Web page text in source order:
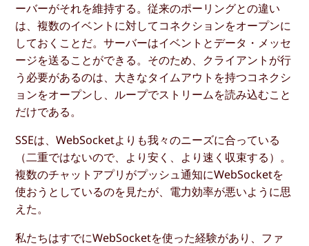
ーバーがそれを維持する。従来のポーリングとの違い
は、複数のイベントに対してコネクションをオープンに
しておくことだ。サーバーはイベントとデータ・メッセ
ージを送ることができる。そのため、クライアントが行
う必要があるのは、大きなタイムアウトを持つコネクシ
ョンをオープンし、ループでストリームを読み込むこと
だけである。
SSEは、WebSocketよりも我々のニーズに合っている
（二重ではないので、より安く、より速く収束する）。
複数のチャットアプリがプッシュ通知にWebSocketを
使おうとしているのを見たが、電力効率が悪いように思
えた。
私たちはすでにWebSocketを使った経験があり、ファ